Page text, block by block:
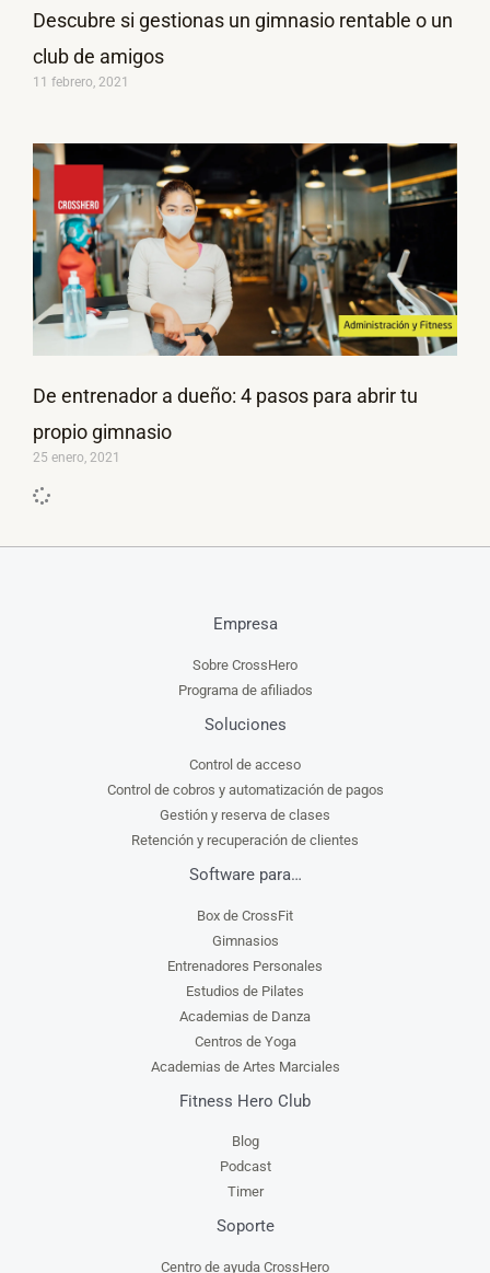
Descubre si gestionas un gimnasio rentable o un
club de amigos
11 febrero, 2021
De entrenador a dueño: 4 pasos para abrir tu
propio gimnasio
25 enero, 2021
Empresa
Sobre CrossHero
Programa de afiliados
Soluciones
Control de acceso
Control de cobros y automatización de pagos
Gestión y reserva de clases
Retención y recuperación de clientes
Software para…
Box de CrossFit
Gimnasios
Entrenadores Personales
Estudios de Pilates
Academias de Danza
Centros de Yoga
Academias de Artes Marciales
Fitness Hero Club
Blog
Podcast
Timer
Soporte
Centro de ayuda CrossHero